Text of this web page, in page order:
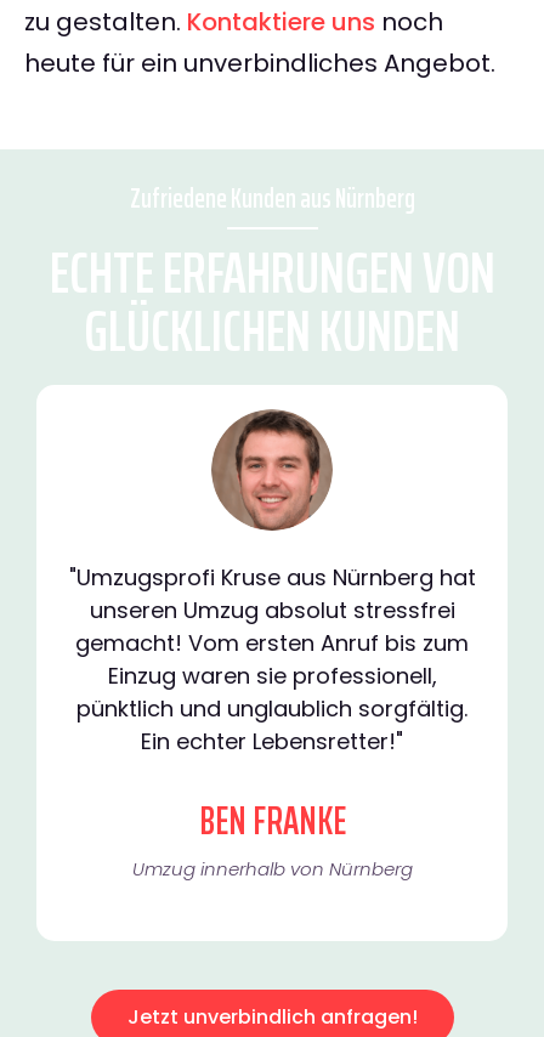
zu gestalten. Kontaktiere uns noch
heute für ein unverbindliches Angebot.
Zufriedene Kunden aus Nürnberg
ECHTE ERFAHRUNGEN VON
GLÜCKLICHEN KUNDEN
"Umzugsprofi Kruse aus Nürnberg hat
unseren Umzug absolut stressfrei
gemacht! Vom ersten Anruf bis zum
Einzug waren sie professionell,
pünktlich und unglaublich sorgfältig.
Ein echter Lebensretter!"
BEN FRANKE
Umzug innerhalb von Nürnberg​
Jetzt unverbindlich anfragen!